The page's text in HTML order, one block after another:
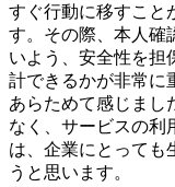
すぐ行動に移すこと
す。その際、本人確
いよう、安全性を担
計できるかが非常に
あらためて感じまし
なく、サービスの利
は、企業にとっても
うと思います。